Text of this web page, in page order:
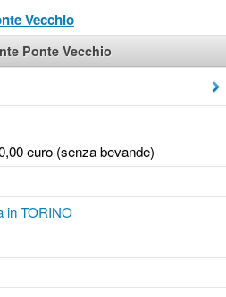
Vecchio
Ponte Vecchio
euro (senza bevande)
in TORINO